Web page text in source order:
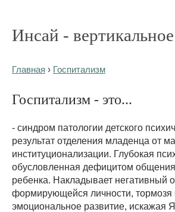
Инсай -
Главная › Госпитализм
Госпитализм - это...
- синдром патологии детского
результат отделения младенца от
институционализации. Глубокая
обусловленная дефицитом
ребенка. Накладывает негативный
формирующейся личности, тормозя
эмоциональное развитие, искажая